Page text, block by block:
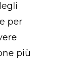
per
più